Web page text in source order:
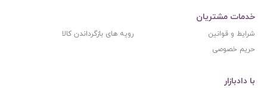
خدمات مشتریان
شرایط و قوانین
رویه های بازگرداندن کالا
حریم خصوصی
با دادبازار